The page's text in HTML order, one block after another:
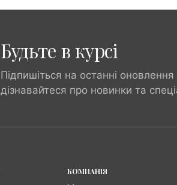
Будьте в курсі
Підпишіться на останні оновлення
дізнавайтеся про новинки та
КОМПАНІЯ